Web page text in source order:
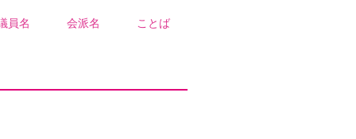
員名 会派名 ことば